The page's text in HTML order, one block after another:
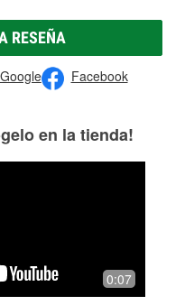
RESEÑA
Google Facebook
en la tienda!
0:07